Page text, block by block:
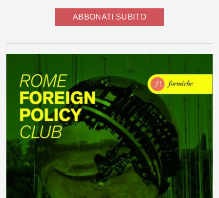
ABBONATI SUBITO